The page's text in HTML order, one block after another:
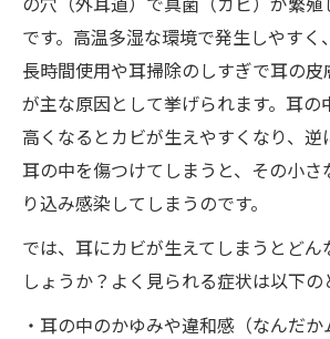
です。高温多湿な環境で発生しやすく
長時間使用や耳掃除のしすぎで耳の皮
が主な原因として挙げられます。耳の
高くなるとカビが生えやすくなり、逆
耳の中を傷つけてしまうと、その小さ
り込み感染してしまうのです。
では、耳にカビが生えてしまうとどん
しょうか？よく見られる症状は以下の
・耳の中のかゆみや違和感（なんだ